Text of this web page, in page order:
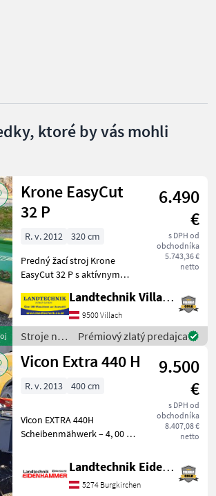
Drobné
inzeráty
ktoré by vás mohli
Krone EasyCut
32 P
6.490
€
s DPH od
obchodníka
5.743,36 €
netto
R. v. 2012
320 cm
Predný žací stroj Krone
EasyCut 32 P s aktívnym
držiak pre trojuholníkový
záves Weiste,
rýchloupínanie nožov, s
poistkou proti preťaženiu S
Landtechnik Villach GmbH
9500 Villach
Stroje na
zber
objemových
Krone
Prémiový zlatý predajca
Vicon Extra 440 H
9.500
€
s DPH od
obchodníka
8.407,08 €
netto
R. v. 2013 400 cm
Vicon EXTRA 440H
Scheibenmähwerk – 4, 00 m
Arbeitsbreite: 4, 00 m -3
Klingen pro Mähscheibe -
Dreipunktanbau Kat. II -
Landtechnik Eidenhammer GmbH
5274 Burgkirchen